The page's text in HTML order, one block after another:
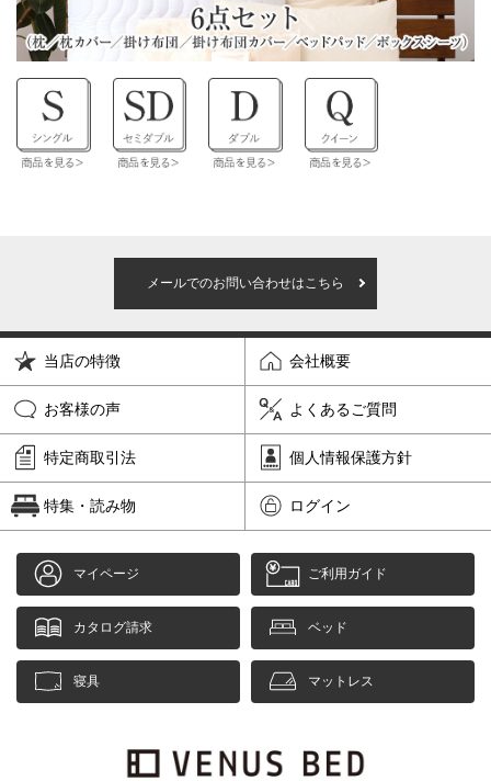
メールでのお問い合わせはこちら
当店の特徴 会社概要
お客様の声 よくあるご質問
特定商取引法 個人情報保護方針
特集・読み物 ログイン
マイページ ご利用ガイド
カタログ請求 ベッド
寝具 マットレス